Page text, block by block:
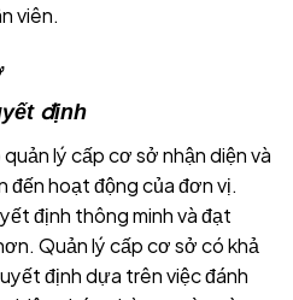
viên.
định
lý cấp cơ sở nhận diện và
đến hoạt động của đơn vị.
định thông minh và đạt
Quản lý cấp cơ sở có khả
định dựa trên việc đánh